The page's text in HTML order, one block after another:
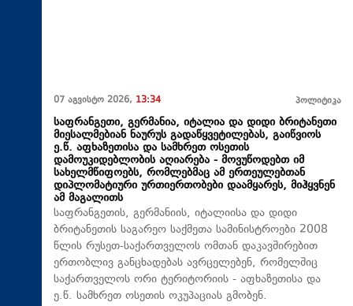
07 აგვისტო 2026, 13:34 პოლიტიკა
საფრანგეთი, გერმანია, იტალია და დიდი ბრიტანეთი
მიესალმებიან ნაურუს გადაწყვეტილებას, გაიწვიოს
ე.წ. აფხაზეთისა და სამხრეთ ოსეთის
დამოუკიდებლობის აღიარება - მოვუწოდებთ იმ
სახელმწიფოებს, რომლებმაც ამ ერთეულებთან
დიპლომატიური ურთიერთობები დაამყარეს, მიჰყვნენ
ამ მაგალითს
საფრანგეთის, გერმანიის, იტალიისა და დიდი
ბრიტანეთის საგარეო საქმეთა სამინისტროები 2008
წლის რუსეთ-საქართველოს ომთან დაკავშირებით
ერთობლივ განცხადებას ავრცელებენ, რომელშიც
საქართველოს ორი ტერიტორიის - აფხაზეთისა და
ე.წ. სამხრეთ ოსეთის ოკუპაციას გმობენ.